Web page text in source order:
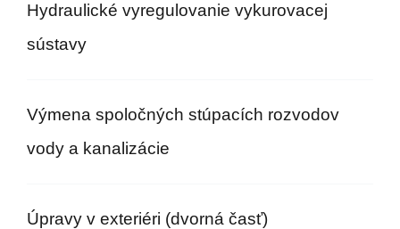
Hydraulické vyregulovanie vykurovacej
sústavy
Výmena spoločných stúpacích rozvodov
vody a kanalizácie
Úpravy v exteriéri (dvorná časť)